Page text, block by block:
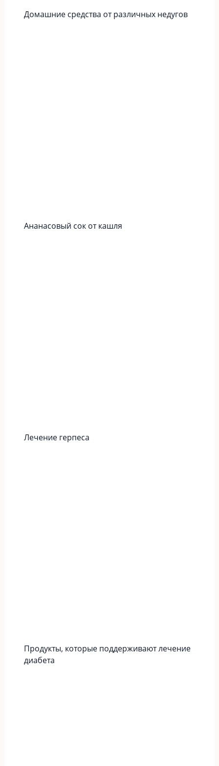
Домашние средства от различных недугов
Ананасовый сок от кашля
Лечение герпеса
Продукты, которые поддерживают лечение
диабета